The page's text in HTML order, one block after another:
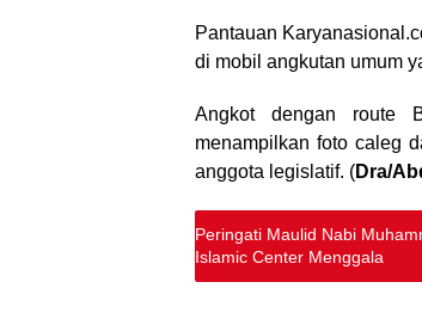
Pantauan
di mobil angkutan umum
Angkot dengan route
menampilkan foto caleg
anggota legislatif. (Dra/
Peringati Maulid Nabi
Islamic Center Menggala